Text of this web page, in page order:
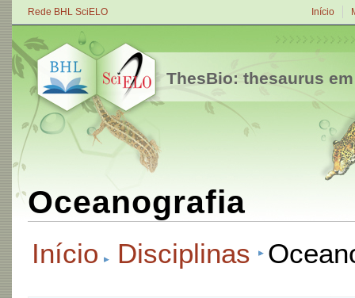
Rede BHL SciELO Início
ThesBio: thesaurus
Oceanografia
Início Disciplinas